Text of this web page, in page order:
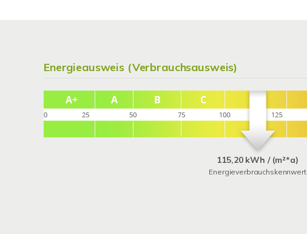
Energieausweis (Verbrauchsausweis)
115,20 kWh / (m²*a)
Energieverbrauchskennwert